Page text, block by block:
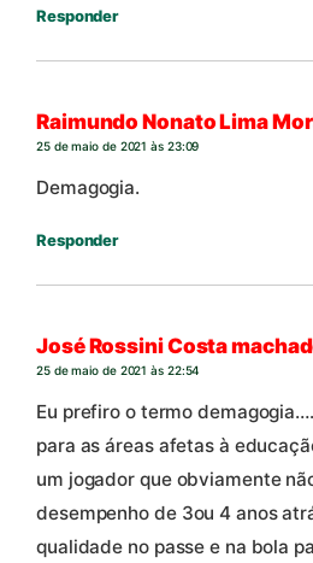
Responder
Raimundo Nonato Lima
25 de maio de 2021 às 23:09
Demagogia.
Responder
José Rossini Costa
25 de maio de 2021 às 22:54
Eu prefiro o termo
para as áreas afetas à
um jogador que obviamente
desempenho de 3ou 4 anos
qualidade no passe e na bola